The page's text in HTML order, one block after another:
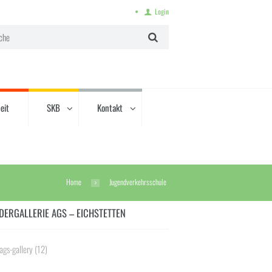
Login
SKB Kontakt
Home Jugendverkehrsschule
AGS – EICHSTETTEN
ags-gallery (12)